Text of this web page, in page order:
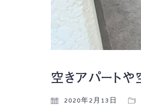
空きアパート
2020年2月13日